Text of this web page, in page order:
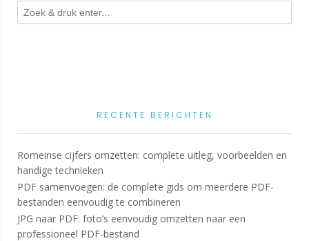
RECENTE BERICHTEN
Romeinse cijfers omzetten: complete uitleg, voorbeelden en
handige technieken
PDF samenvoegen: de complete gids om meerdere PDF-
bestanden eenvoudig te combineren
JPG naar PDF: foto’s eenvoudig omzetten naar een
professioneel PDF-bestand